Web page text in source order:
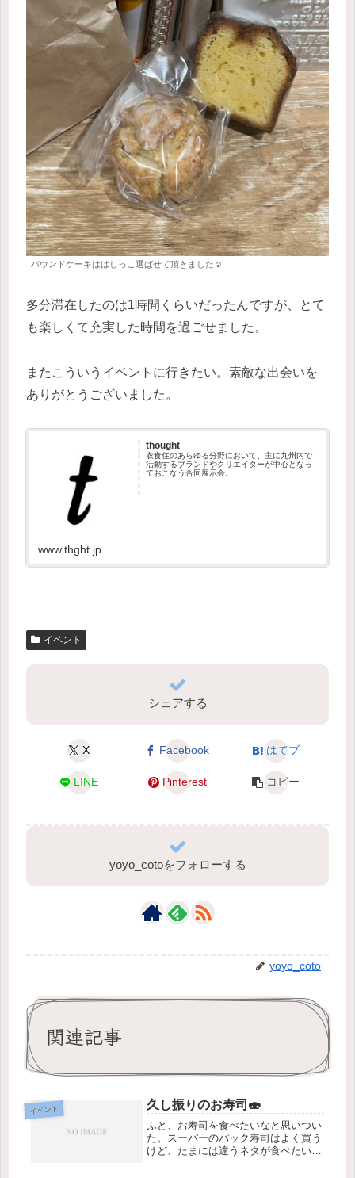
パウンドケーキははしっこ選ばせて頂きました☺︎
多分滞在したのは1時間くらいだったんですが、とて
も楽しくて充実した時間を過ごせました。
またこういうイベントに行きたい。素敵な出会いを
ありがとうございました。
thought
衣食住のあらゆる分野において、主に九州内で
活動するブランドやクリエイターが中心となっ
ておこなう合同展示会。
www.thght.jp
イベント
シェアする
X Facebook はてブ
LINE Pinterest コピー
yoyo_cotoをフォローする
yoyo_coto
関連記事
イベント 久し振りのお寿司🍣
ふと、お寿司を食べたいなと思いつい
た。スーパーのパック寿司はよく買う
けど、たまには違うネタが食べたい